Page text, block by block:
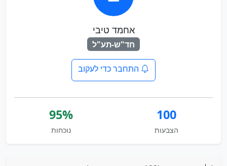
אחמד טיבי
חד"ש-תע"ל
התחבר כדי לעקוב
100
הצבעות
95%
נוכחות